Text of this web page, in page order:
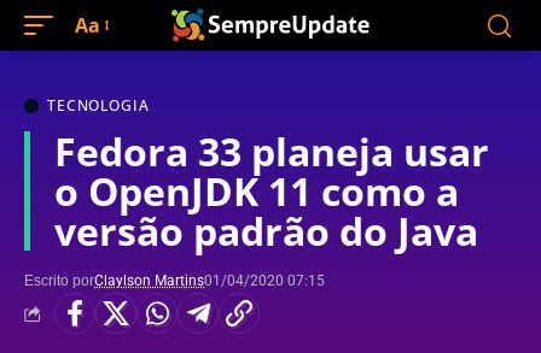
Aa
TECNOLOGIA
Fedora 33 planeja usar
o OpenJDK 11 como a
versão padrão do Java
Escrito porClaylson Martins01/04/2020 07:15